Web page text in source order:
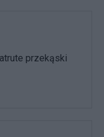
przekąski